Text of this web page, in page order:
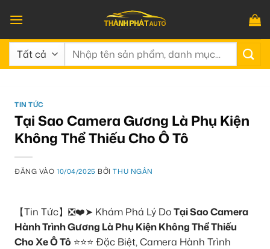
qua
nội
dung
Tìm
TIN TỨC
Tại Sao Camera Gương Là Phụ Kiện
Không Thể Thiếu Cho Ô Tô
ĐĂNG VÀO10/04/2025 BỞITHU NGÂN
【Tin Tức】❎❤️➤ Khám Phá Lý DoTại Sao Camera
Hành Trình Gương Là Phụ Kiện Không Thể Thiếu
Cho Xe Ô Tô ⭐⭐⭐ Đặc Biệt, Camera Hành Trình